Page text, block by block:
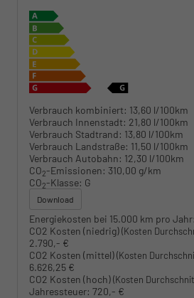
Verbrauch kombiniert: 13,60 l/100km
Verbrauch Innenstadt: 21,80 l/100km
Verbrauch Stadtrand: 13,80 l/100km
Verbrauch Landstraße: 11,50 l/100km
Verbrauch Autobahn: 12,30 l/100km
CO2-Emissionen: 310,00 g/km
CO2-Klasse: G
Download
Energiekosten bei 15.000 km pro Jahr:
CO2 Kosten (niedrig)(Kosten
2.790,- €
CO2 Kosten (mittel)(Kosten
6.626,25 €
CO2 Kosten (hoch)(Kosten
Jahressteuer: 720,- €